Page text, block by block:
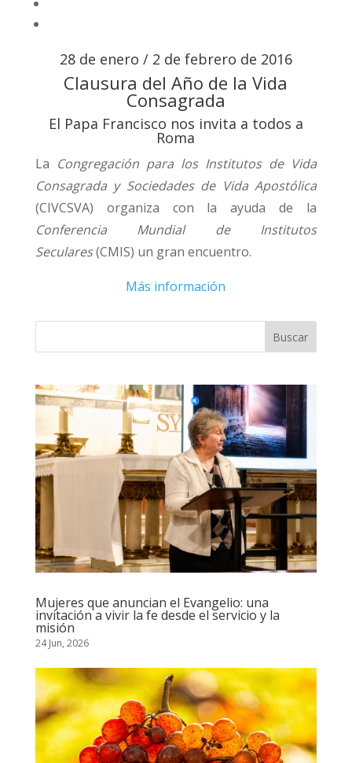
28 de enero / 2 de febrero de 2016
Clausura del Año de la Vida
Consagrada
El Papa Francisco nos invita a todos a
Roma
La Congregación para los Institutos de Vida
Consagrada y Sociedades de Vida Apostólica
(CIVCSVA) organiza con la ayuda de la
Conferencia Mundial de Institutos
Seculares(CMIS) un gran encuentro.
Más información
Mujeres que anuncian el Evangelio: una
invitación a vivir la fe desde el servicio y la
misión
24 Jun, 2026